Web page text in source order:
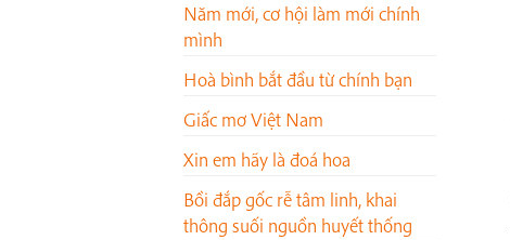
Năm mới, cơ hội làm mới chính
mình
Hoà bình bắt đầu từ chính bạn
Giấc mơ Việt Nam
Xin em hãy là đoá hoa
Bồi đắp gốc rễ tâm linh, khai
thông suối nguồn huyết thống